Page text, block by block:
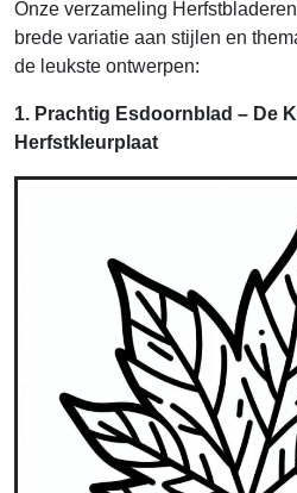
Onze verzameling
brede variatie aan stijlen en
de leukste ontwerpen:
1. Prachtig Esdoornblad – De
Herfstkleurplaat